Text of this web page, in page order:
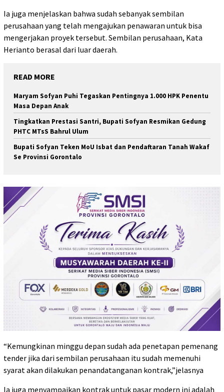
Ia juga menjelaskan bahwa sudah sebanyak sembilan
perusahaan yang telah mengajukan penawaran untuk bisa
mengerjakan proyek tersebut. Sembilan perusahaan, Kata
Herianto berasal dari luar daerah.
READ MORE
Maryam Sofyan Puhi Tegaskan Pentingnya 1.000 HPK Penentu
Masa Depan Anak
Tingkatkan Prestasi Santri, Bupati Sofyan Resmikan Gedung
PHTC MTsS Bahrul Ulum
Bupati Sofyan Teken MoU Isbat dan Pendaftaran Tanah Wakaf
Se Provinsi Gorontalo
“Kemungkinan minggu depan sudah ada penetapan pemenang
tender jika dari sembilan perusahaan itu sudah memenuhi
syarat akan dilakukan penandatanganan kontrak,”jelasnya
Ia juga menyampaikan kontrak untuk pasar modern ini adalah